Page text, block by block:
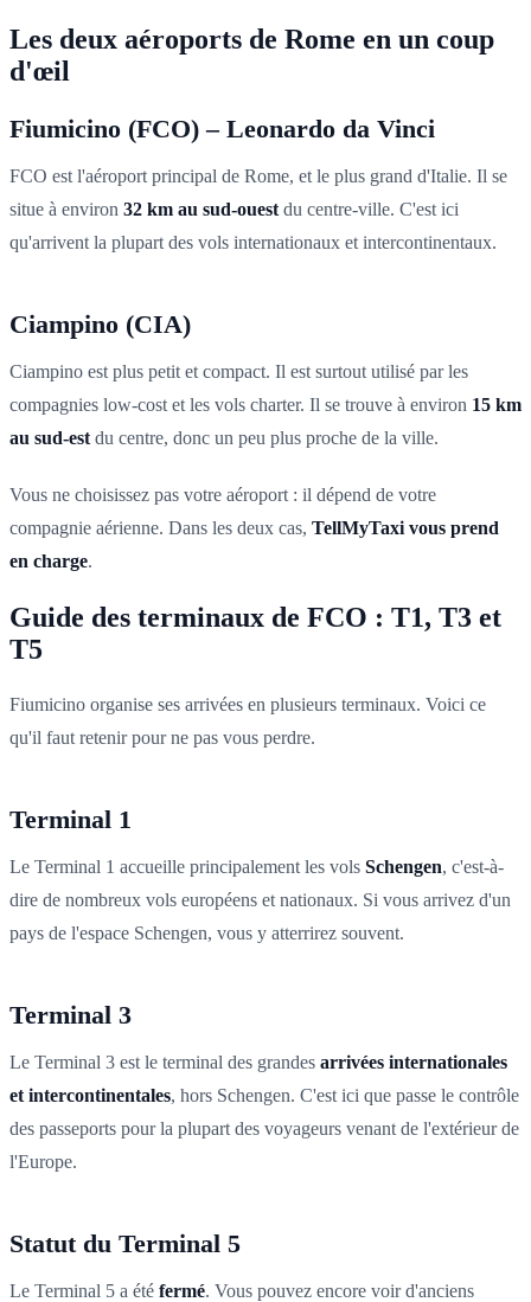
Les deux aéroports de Rome en un coup
d'œil
Fiumicino (FCO) – Leonardo da Vinci
FCO est l'aéroport principal de Rome, et le plus grand d'Italie. Il se
situe à environ 32 km au sud-ouest du centre-ville. C'est ici
qu'arrivent la plupart des vols internationaux et intercontinentaux.
Ciampino (CIA)
Ciampino est plus petit et compact. Il est surtout utilisé par les
compagnies low-cost et les vols charter. Il se trouve à environ 15 km
au sud-est du centre, donc un peu plus proche de la ville.
Vous ne choisissez pas votre aéroport : il dépend de votre
compagnie aérienne. Dans les deux cas, TellMyTaxi vous prend
en charge.
Guide des terminaux de FCO : T1, T3 et
T5
Fiumicino organise ses arrivées en plusieurs terminaux. Voici ce
qu'il faut retenir pour ne pas vous perdre.
Terminal 1
Le Terminal 1 accueille principalement les vols Schengen, c'est-à-
dire de nombreux vols européens et nationaux. Si vous arrivez d'un
pays de l'espace Schengen, vous y atterrirez souvent.
Terminal 3
Le Terminal 3 est le terminal des grandes arrivées internationales
et intercontinentales, hors Schengen. C'est ici que passe le contrôle
des passeports pour la plupart des voyageurs venant de l'extérieur de
l'Europe.
Statut du Terminal 5
Le Terminal 5 a été fermé. Vous pouvez encore voir d'anciens